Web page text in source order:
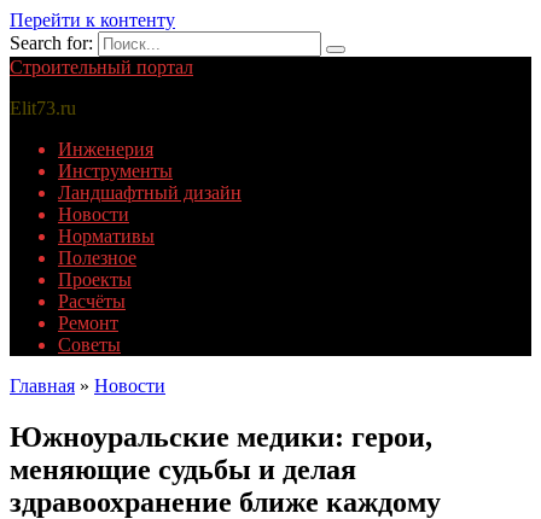
Перейти к контенту
Search for:
Строительный портал
Elit73.ru
Инженерия
Инструменты
Ландшафтный дизайн
Новости
Нормативы
Полезное
Проекты
Расчёты
Ремонт
Советы
Главная » Новости
Южноуральские медики: герои,
меняющие судьбы и делая
здравоохранение ближе каждому